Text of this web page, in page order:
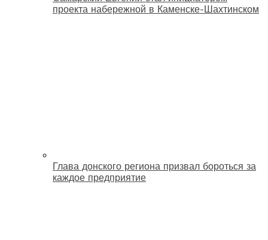
проекта набережной в Каменске-Шахтинском
Глава донского региона призвал бороться за
каждое предприятие